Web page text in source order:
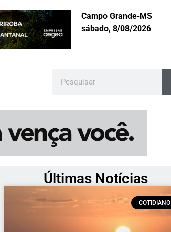
Campo Grande-MS
sábado, 8/08/2026
Últimas Notícias
COTIDIANO